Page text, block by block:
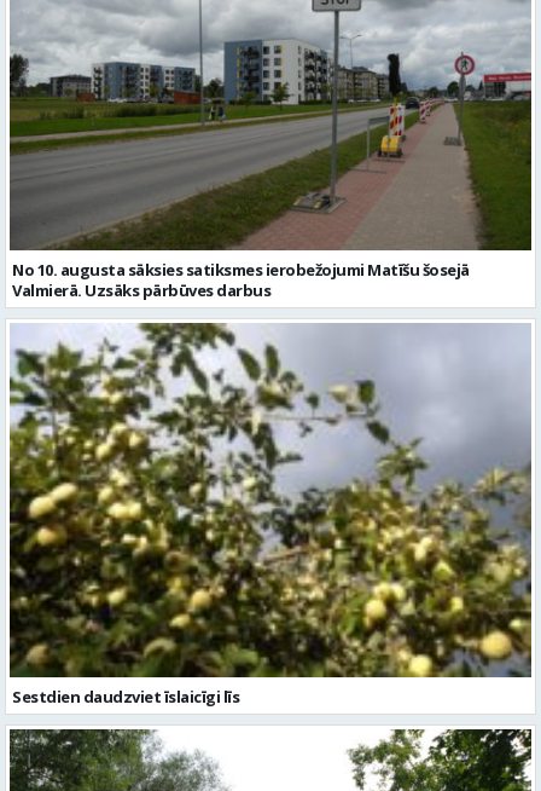
No 10. augusta sāksies satiksmes ierobežojumi Matīšu šosejā
Valmierā. Uzsāks pārbūves darbus
Sestdien daudzviet īslaicīgi līs